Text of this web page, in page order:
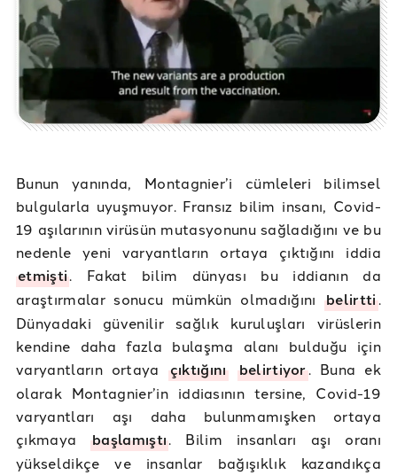
Bunun yanında, Montagnier’i cümleleri bilimsel
bulgularla uyuşmuyor. Fransız bilim insanı, Covid-
19 aşılarının virüsün mutasyonunu sağladığını ve bu
nedenle yeni varyantların ortaya çıktığını iddia
etmişti. Fakat bilim dünyası bu iddianın da
araştırmalar sonucu mümkün olmadığınıbelirtti.
Dünyadaki güvenilir sağlık kuruluşları virüslerin
kendine daha fazla bulaşma alanı bulduğu için
varyantların ortaya çıktığını belirtiyor. Buna ek
olarak Montagnier’in iddiasının tersine, Covid-19
varyantları aşı daha bulunmamışken ortaya
çıkmayabaşlamıştı. Bilim insanları aşı oranı
yükseldikçe ve insanlar bağışıklık kazandıkça